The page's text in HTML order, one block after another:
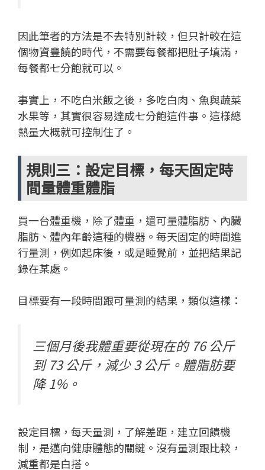
因此筆者的方法是不去特別計較，但只計較在這
個物資豐饒的時代，不需要每餐都把肚子填滿，
每餐都七分飽就可以。
事實上，不吃白米飯之後，多吃白肉、魚與蔬菜
水果等，其實很容易達成七分飽這件事。這樣總
熱量大概就可控制住了。
規則三：設定目標，每天固定時
間量體重體脂
買一台體重機，除了體重，還可量體脂肪、內臟
脂肪、體內年齡這種的機器。每天固定的時間進
行量測，例如起床後，或是睡覺前，並把結果記
錄在某處。
目標要有一段時間跟可量測的結果，類似這樣：
三個月後我體重要從現在的 76 公斤
到 73 公斤，減少 3 公斤。體脂肪要
降 1%。
設定目標，每天量測，了解差距，建立回饋機
制，是邁向健康體態的關鍵。沒有量測跟比較，
減重都是白搭。